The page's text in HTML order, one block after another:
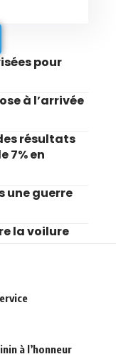
pour
à l’arrivée
résultats
7% en
une guerre
la voilure
à l’honneur